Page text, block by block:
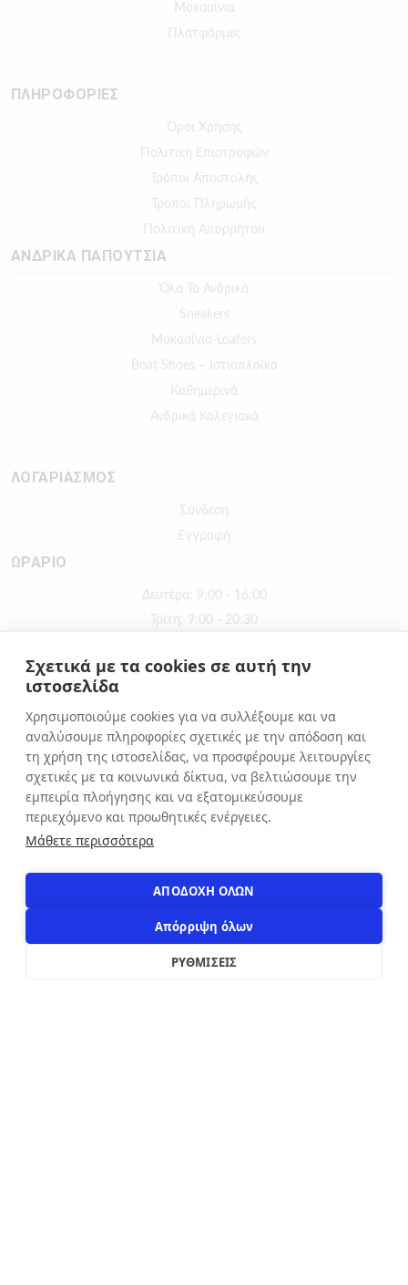
Μοκασίνια
Πλατφόρμες
ΠΛΗΡΟΦΟΡΙΕΣ
Όροι Χρήσης
Πολιτική Επιστροφών
Τρόποι Αποστολής
Τρόποι Πληρωμής
Πολιτική Απορρήτου
ΑΝΔΡΙΚΑ ΠΑΠΟΥΤΣΙΑ
Όλα Τα Ανδρικά
Sneakers
Μοκασίνια-Loafers
Boat Shoes – Ιστιοπλοϊκά
Καθημερινά
Ανδρικά Κολεγιακά
ΛΟΓΑΡΙΑΣΜΟΣ
Σύνδεση
Εγγραφή
ΩΡΑΡΙΟ
Δευτέρα: 9:00 - 16:00
Τρίτη: 9:00 - 20:30
Πέμπτη: 9:00 - 20:30
Σάββατο: 9:00 - 16:00
Κυριακή: ΚΛΕΙΣΤΑ
ΕΠΙΚΟΙΝΩΝΙΑ
Σχετικά με τα cookies σε αυτή την
ιστοσελίδα
Χρησιμοποιούμε cookies για να συλλέξουμε και να
αναλύσουμε πληροφορίες σχετικές με την απόδοση και
τη χρήση της ιστοσελίδας, να προσφέρουμε λειτουργίες
σχετικές με τα κοινωνικά δίκτυα, να βελτιώσουμε την
εμπειρία πλοήγησης και να εξατομικεύσουμε
περιεχόμενο και προωθητικές ενέργειες.
Μάθετε περισσότερα
ΑΠΟΔΟΧΗ ΟΛΩΝ
Απόρριψη όλων
ΡΥΘΜΙΣΕΙΣ